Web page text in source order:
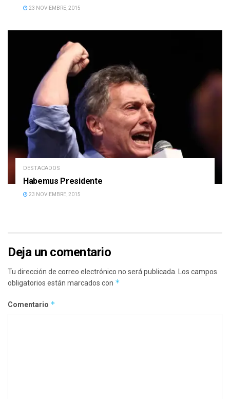
23 NOVIEMBRE, 2015
DESTACADOS
Habemus Presidente
23 NOVIEMBRE, 2015
Deja un comentario
Tu dirección de correo electrónico no será publicada. Los campos
obligatorios están marcados con *
Comentario *